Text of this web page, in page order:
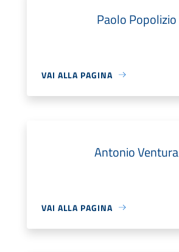
Paolo Popolizio
VAI ALLA PAGINA
Antonio Ventura
VAI ALLA PAGINA